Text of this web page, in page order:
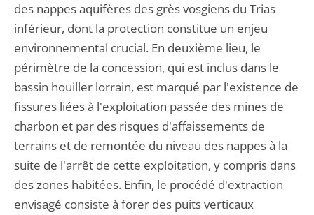
des nappes aquifères des grès vosgiens du Trias
inférieur, dont la protection constitue un enjeu
environnemental crucial. En deuxième lieu, le
périmètre de la concession, qui est inclus dans le
bassin houiller lorrain, est marqué par l'existence de
fissures liées à l'exploitation passée des mines de
charbon et par des risques d'affaissements de
terrains et de remontée du niveau des nappes à la
suite de l'arrêt de cette exploitation, y compris dans
des zones habitées. Enfin, le procédé d'extraction
envisagé consiste à forer des puits verticaux